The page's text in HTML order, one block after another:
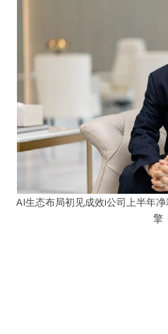
AI生态布局初见成效i公司上半年
擎